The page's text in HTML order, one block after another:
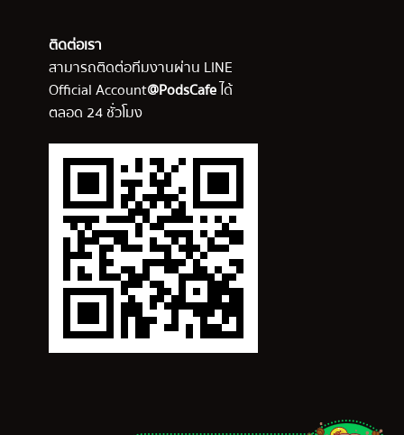
ติดต่อเรา
สามารถติดต่อทีมงานผ่าน LINE
Official Account@PodsCafeได้
ตลอด 24 ชั่วโมง